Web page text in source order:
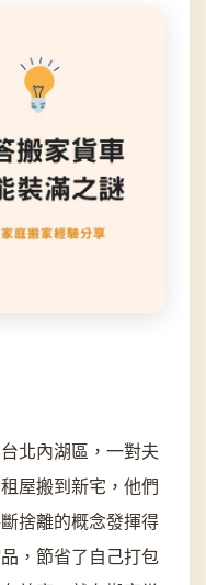
北內湖區，一對夫
屋搬到新宅，他們
捨離的概念發揮得
，節省了自己打包